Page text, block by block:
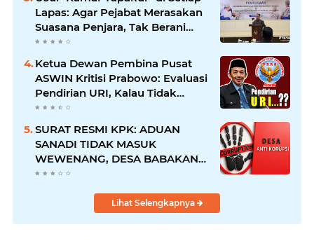
Oknum
Lapas: Agar Pejabat Merasakan
Suasana Penjara, Tak Berani
Korupsi dan Menyalahgunakan
Ketua Dewan Pembina Pusat
ASWIN Kritisi Prabowo: Evaluasi
Pendirian URI, Kalau Tidak
Mendesak Sebaiknya
SURAT RESMI KPK: ADUAN
SANADI TIDAK MASUK
WEWENANG, DESA BABAKAN
JUSTRU DITETAPKAN DESA
Lihat Selengkapnya